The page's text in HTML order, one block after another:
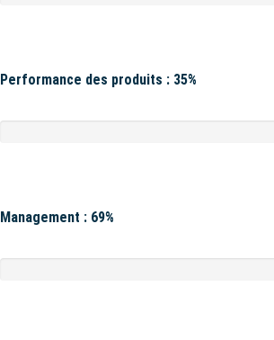
Performance des produits : 35%
Management : 69%